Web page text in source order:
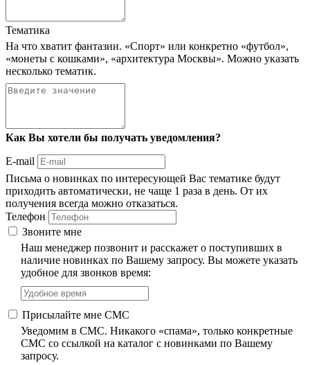
Тематика
На что хватит фантазии. «Спорт» или конкретно «футбол»,
«монеты с кошками», «архитектура Москвы». Можно указать
несколько тематик.
Как Вы хотели бы получать уведомления?
E-mail
Письма о новинках по интересующей Вас тематике будут
приходить автоматически, не чаще 1 раза в день. От их
получения всегда можно отказаться.
Телефон
Звоните мне
Наш менеджер позвонит и расскажет о поступивших в
наличие новинках по Вашему запросу. Вы можете указать
удобное для звонков время:
Присылайте мне СМС
Уведомим в СМС. Никакого «спама», только конкретные
СМС со ссылкой на каталог с новинками по Вашему
запросу.